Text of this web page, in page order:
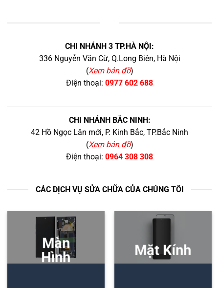
CHI NHÁNH 3 TP.HÀ NỘI:
336 Nguyễn Văn Cừ, Q.Long Biên, Hà Nội
(Xem bản đồ)
Điện thoại: 0977 602 688
CHI NHÁNH BẮC NINH:
42 Hồ Ngọc Lân mới, P. Kinh Bắc, TP.Bắc Ninh
(Xem bản đồ)
Điện thoại: 0964 308 308
CÁC DỊCH VỤ SỬA CHỮA CỦA CHÚNG TÔI
Màn
Hình
Mặt Kính